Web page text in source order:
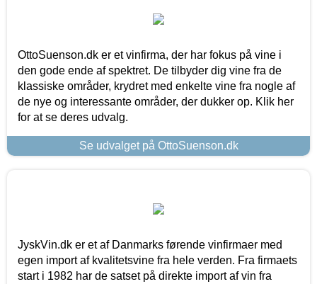
OttoSuenson.dk er et vinfirma, der har fokus på vine i
den gode ende af spektret. De tilbyder dig vine fra de
klassiske områder, krydret med enkelte vine fra nogle af
de nye og interessante områder, der dukker op. Klik her
for at se deres udvalg.
Se udvalget på OttoSuenson.dk
JyskVin.dk er et af Danmarks førende vinfirmaer med
egen import af kvalitetsvine fra hele verden. Fra firmaets
start i 1982 har de satset på direkte import af vin fra